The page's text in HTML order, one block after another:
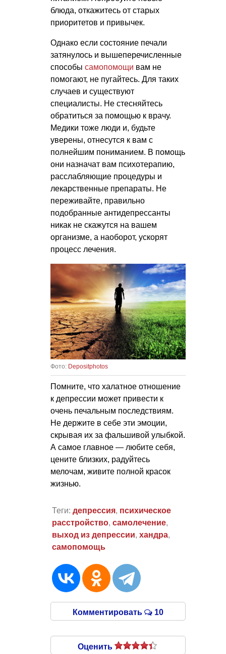
блюда, откажитесь от старых
приоритетов и привычек.
Однако если состояние печали
затянулось и вышеперечисленные
способы самопомощи вам не
помогают, не пугайтесь. Для таких
случаев и существуют
специалисты. Не стесняйтесь
обратиться за помощью к врачу.
Медики тоже люди и, будьте
уверены, отнесутся к вам с
полнейшим пониманием. В помощь
они назначат вам психотерапию,
расслабляющие процедуры и
лекарственные препараты. Не
переживайте, правильно
подобранные антидепрессанты
никак не скажутся на вашем
организме, а наоборот, ускорят
процесс лечения.
Фото: Depositphotos
Помните, что халатное отношение
к депрессии может привести к
очень печальным последствиям.
Не держите в себе эти эмоции,
скрывая их за фальшивой улыбкой.
А самое главное — любите себя,
цените близких, радуйтесь
мелочам, живите полной красок
жизнью.
Теги: депрессия, психическое
расстройство, самолечение,
выход из депрессии, хандра,
самопомощь
Комментировать 10
Оценить